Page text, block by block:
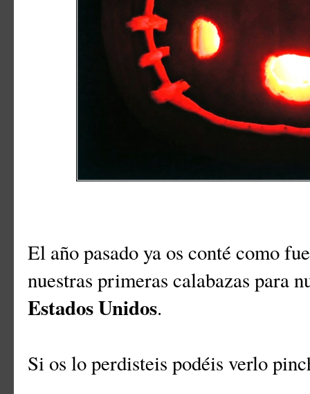
El año pasado ya os conté como
nuestras primeras calabazas para
Estados Unidos.
Si os lo perdisteis podéis verlo